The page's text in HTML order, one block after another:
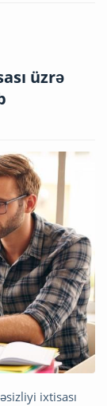
üzrə
ixtisası